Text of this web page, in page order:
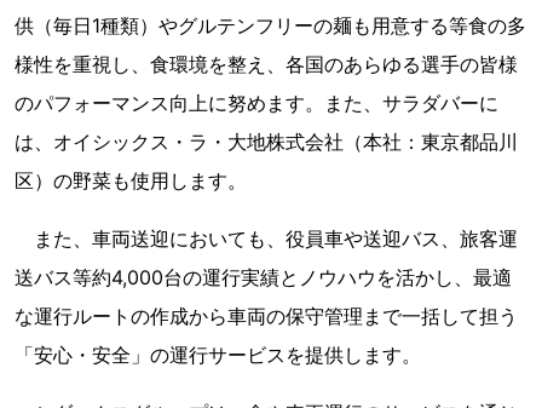
供（毎日1種類）やグルテンフリーの麺も用意する等食の多
様性を重視し、食環境を整え、各国のあらゆる選手の皆様
のパフォーマンス向上に努めます。また、サラダバーに
は、オイシックス・ラ・大地株式会社（本社：東京都品川
区）の野菜も使用します。
また、車両送迎においても、役員車や送迎バス、旅客運
送バス等約4,000台の運行実績とノウハウを活かし、最適
な運行ルートの作成から車両の保守管理まで一括して担う
「安心・安全」の運行サービスを提供します。